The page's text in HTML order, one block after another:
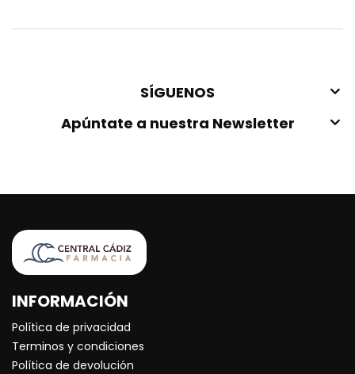
SÍGUENOS
Apúntate a nuestra Newsletter
INFORMACIÓN
Política de privacidad
Terminos y condiciones
Política de devolución